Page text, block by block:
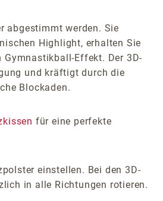
abgestimmt werden. Sie
Highlight, erhalten Sie
Effekt. Der 3D-
und kräftigt durch die
Blockaden.
für eine perfekte
einstellen. Bei den 3D-
in alle Richtungen rotieren.